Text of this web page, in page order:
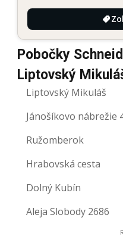
Pobočky
Liptovský
Liptovský Mikuláš
Jánošíkovo nábrežie
Ružomberok
Hrabovská cesta
Dolný Kubín
Aleja Slobody 2686